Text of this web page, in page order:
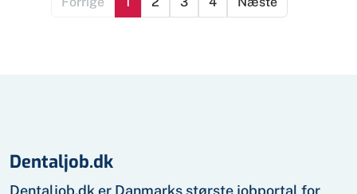
Dentaljob.dk
Dentaljob.dk er Danmarks største jobportal for